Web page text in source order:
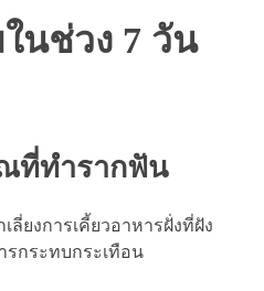
นช่วง 7 วัน
ที่ทำรากฟัน
ลี่ยงการเคี้ยวอาหารฝั่งที่ฝัง
รกระทบกระเทือน